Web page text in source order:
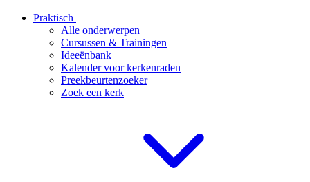
Praktisch
Alle onderwerpen
Cursussen & Trainingen
Ideeënbank
Kalender voor kerkenraden
Preekbeurtenzoeker
Zoek een kerk